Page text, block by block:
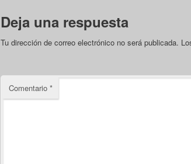
Deja una respuesta
Tu dirección de correo electrónico no será publicada.
Comentario*